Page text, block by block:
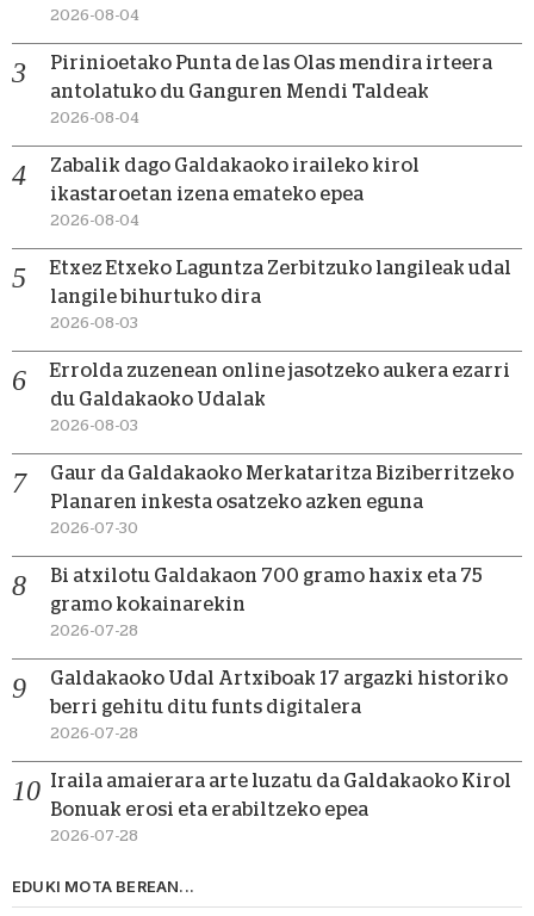
2026-08-04
Pirinioetako Punta de las Olas mendira irteera
antolatuko du Ganguren Mendi Taldeak
2026-08-04
Zabalik dago Galdakaoko iraileko kirol
ikastaroetan izena emateko epea
2026-08-04
Etxez Etxeko Laguntza Zerbitzuko langileak udal
langile bihurtuko dira
2026-08-03
Errolda zuzenean online jasotzeko aukera ezarri
du Galdakaoko Udalak
2026-08-03
Gaur da Galdakaoko Merkataritza Biziberritzeko
Planaren inkesta osatzeko azken eguna
2026-07-30
Bi atxilotu Galdakaon 700 gramo haxix eta 75
gramo kokainarekin
2026-07-28
Galdakaoko Udal Artxiboak 17 argazki historiko
berri gehitu ditu funts digitalera
2026-07-28
Iraila amaierara arte luzatu da Galdakaoko Kirol
Bonuak erosi eta erabiltzeko epea
2026-07-28
EDUKI MOTA BEREAN...